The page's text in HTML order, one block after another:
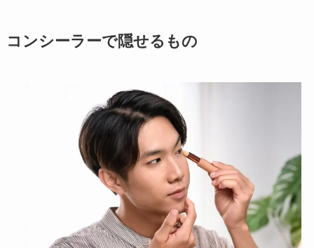
コンシーラーで隠せるもの